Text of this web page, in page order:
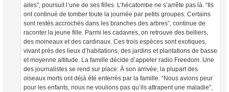
ailes”, poursuit l’une de ses filles. L’hécatombe ne s’arrête pas là. “Ils
ont continué de tomber toute la journée par petits groupes. Certains
sont restés accrochés dans les branches des arbres”, continue de
raconter la jeune fille. Parmi les cadavres, on retrouve des belliers,
des moineaux et des cardinaux. Ces trois espèces sont exotiques,
vivant près des lieux d’habitations, des jardins et plantations de basse
et moyenne altitude. La famille décide d’appeler radio Freedom. Une
des journalistes se rend sur place. À son arrivée, la plupart des
oiseaux morts ont déjà été enterrés par la famille. “Nous avions peur
pour les enfants, nous ne voulions pas qu’ils attrapent une maladie”,